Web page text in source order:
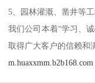
5、园林灌溉、凿井等
我们公司本着“学习、
取得广大客户的信赖和
m.huaxxmm.b2b168.com